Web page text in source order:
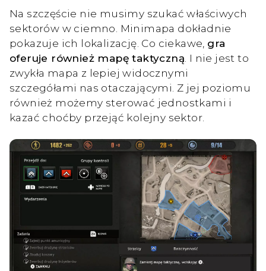
Na szczęście nie musimy szukać właściwych
sektorów w ciemno. Minimapa dokładnie
pokazuje ich lokalizację. Co ciekawe, gra
oferuje również mapę taktyczną . I nie jest to
zwykła mapa z lepiej widocznymi
szczegółami nas otaczającymi. Z jej poziomu
również możemy sterować jednostkami i
kazać choćby przejąć kolejny sektor.